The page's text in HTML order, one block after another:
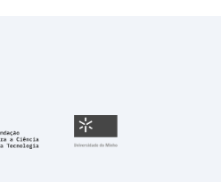
Fundação para a